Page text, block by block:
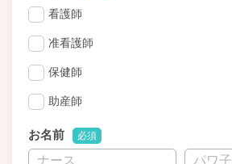
看護師
准看護師
保健師
助産師
お名前 必須